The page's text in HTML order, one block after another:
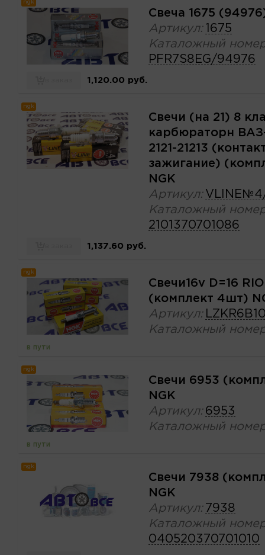
ngk
Свеча 1675
Артикул: 1675
Каталожный
PFR7S8EG/94976
1,120.00 руб.
ngk
Свечи (на 21) 8
карбюраторн ВАЗ-
2121-21213
зажигание)
NGK
Артикул:
Каталожный
2101370701086
1,137.60 руб.
ngk
Свечи16v D=16
(комплект 4шт)
Артикул:
Каталожный
в пути
ngk
Свечи 6953
NGK
Артикул: 6953
Каталожный
в пути
ngk
Свечи 7938
NGK
Артикул: 7938
Каталожный
040520370701010